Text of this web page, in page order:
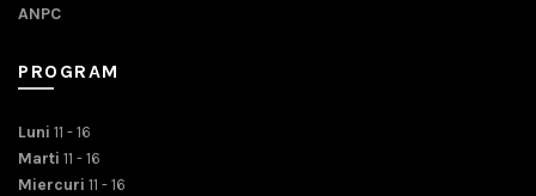
ANPC
PROGRAM
Luni 11 - 16
Marti 11 - 16
Miercuri 11 - 16